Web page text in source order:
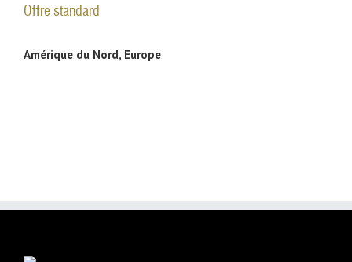
Offre standard
Amérique du Nord, Europe